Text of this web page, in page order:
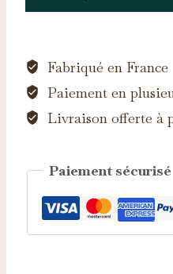
0.30ctFabriqué en France
Paiement en
Livraison offerte à
Paiement sécurisé